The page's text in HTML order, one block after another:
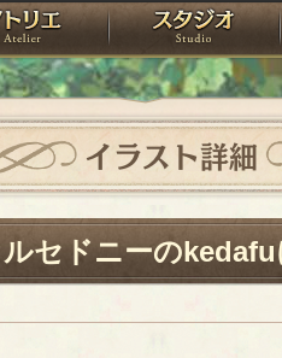
ト アトリエ
イラスト詳細
セドニーの